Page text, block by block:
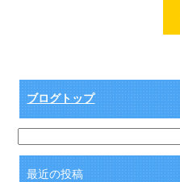
ブログトップ
最近の投稿